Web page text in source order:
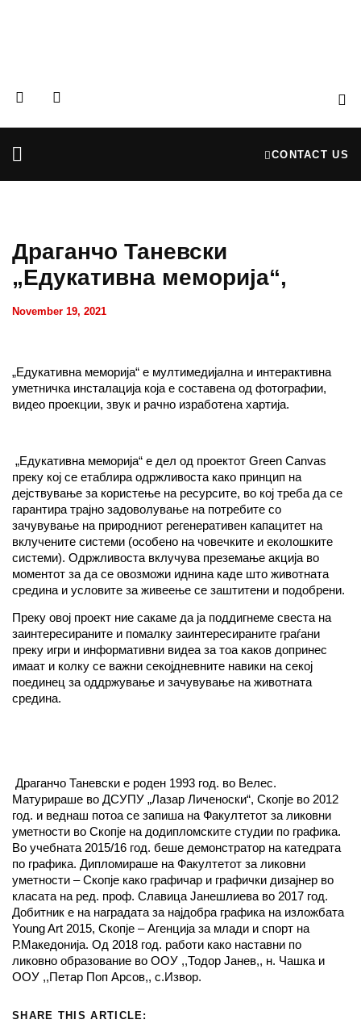
CONTACT US
Драганчо Таневски
„Едукативна меморија“,
November 19, 2021
„Едукативна меморија“ е мултимедијална и интерактивна
уметничка инсталација која е составена од фотографии,
видео проекции, звук и рачно изработена хартија.
„Едукативна меморија“ е дел од проектот Green Canvas
преку кој се етаблира одржливоста како принцип на
дејствување за користење на ресурсите, во кој треба да се
гарантира трајно задоволување на потребите со
зачувување на природниот регенеративен капацитет на
вклучените системи (особено на човечките и еколошките
системи). Одржливоста вклучува преземање акција во
моментот за да се овозможи иднина каде што животната
средина и условите за живеење се заштитени и подобрени.
Преку овој проект ние сакаме да ја поддигнеме свеста на
заинтересираните и помалку заинтересираните граѓани
преку игри и информативни видеа за тоа каков допринес
имаат и колку се важни секојдневните навики на секој
поединец за оддржување и зачувување на животната
средина.
Драганчо Таневски е роден 1993 год. во Велес.
Матурираше во ДСУПУ „Лазар Личеноски“, Скопје во 2012
год. и веднаш потоа се запиша на Факултетот за ликовни
уметности во Скопје на додипломските студии по графика.
Во учебната 2015/16 год. беше демонстратор на катедрата
по графика. Дипломираше на Факултетот за ликовни
уметности – Скопје како графичар и графички дизајнер во
класата на ред. проф. Славица Јанешлиева во 2017 год.
Добитник е на наградата за најдобра графика на изложбата
Young Art 2015, Скопје – Агенција за млади и спорт на
Р.Македонија. Од 2018 год. работи како наставни по
ликовно образование во ООУ ,,Тодор Јанев,, н. Чашка и
ООУ ,,Петар Поп Арсов,, с.Извор.
SHARE THIS ARTICLE: